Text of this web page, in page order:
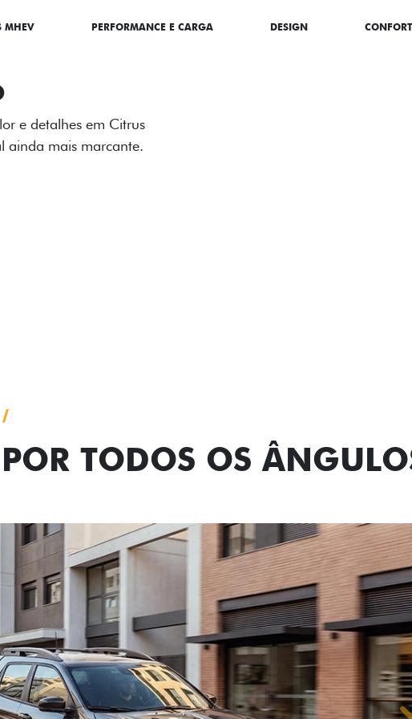
MHEV PERFORMANCE E CARGA DESIGN
TODOS OS